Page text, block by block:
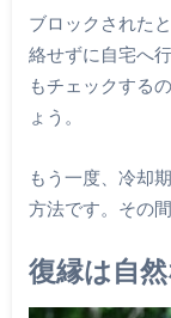
ブロックされた
絡せずに自宅へ
もチェックする
ょう。
もう一度、冷却
方法です。その
復縁は自